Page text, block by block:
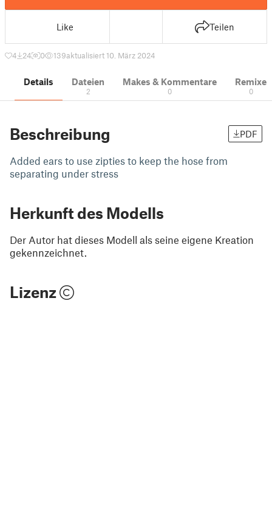
Like Teilen
4 24 0 139aktualisiert 10. März 2024
Details Dateien
2
Makes & Kommentare
0
Remixe
0
Beschreibung PDF
Added ears to use zipties to keep the hose from
separating under stress
Herkunft des Modells
Der Autor hat dieses Modell als seine eigene Kreation
gekennzeichnet.
Lizenz